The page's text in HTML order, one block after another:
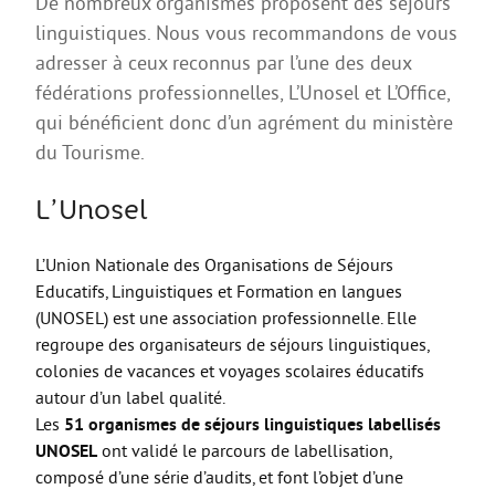
AGIR
Agir au quotidien
Etre bénévole ou volontaire
Créer mon projet
EMPLOI
Préparer sa candidature
Chercher un job
Qui peut m’accompagner ?
Les offres
ETUDES / FORMATION
L’orientation
linguistiques. Nous vous recommandons de vous
adresser à ceux reconnus par l’une des deux
fédérations professionnelles, L’Unosel et L’Office,
qui bénéficient donc d’un agrément du ministère
du Tourisme.
L’Unosel
L’Union Nationale des Organisations de Séjours
Educatifs, Linguistiques et Formation en langues
(UNOSEL) est une association professionnelle. Elle
regroupe des organisateurs de séjours linguistiques,
colonies de vacances et voyages scolaires éducatifs
autour d’un label qualité.
Les 51 organismes de séjours linguistiques labellisés
UNOSEL ont validé le parcours de labellisation,
composé d’une série d’audits, et font l’objet d’une